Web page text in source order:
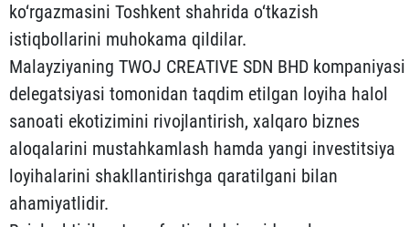
ko‘rgazmasini Toshkent shahrida o‘tkazish
istiqbollarini muhokama qildilar.
Malayziyaning TWOJ CREATIVE SDN BHD kompaniyasi
delegatsiyasi tomonidan taqdim etilgan loyiha halol
sanoati ekotizimini rivojlantirish, xalqaro biznes
aloqalarini mustahkamlash hamda yangi investitsiya
loyihalarini shakllantirishga qaratilgani bilan
ahamiyatlidir.